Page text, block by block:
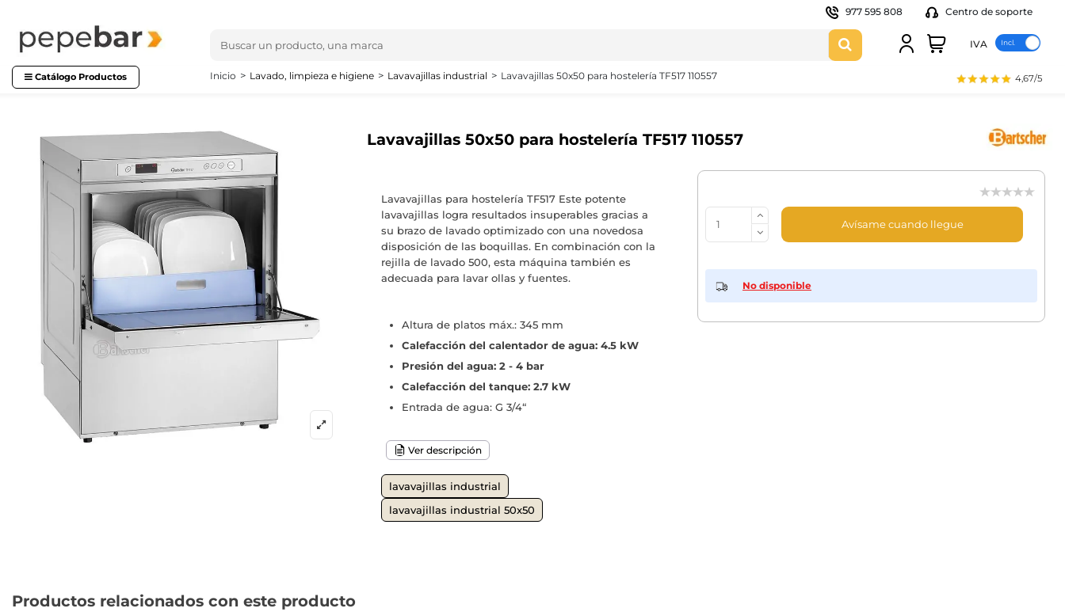
977 595 808 Centro de soporte
IVA
Catálogo Productos 4,67/5
Inicio Lavado, limpieza e higiene Lavavajillas industrial Lavavajillas 50x50 para hostelería TF517 110557
Lavavajillas 50x50 para hostelería TF517 110557
Lavavajillas para hostelería TF517 Este potente
lavavajillas logra resultados insuperables gracias a
su brazo de lavado optimizado con una novedosa
disposición de las boquillas. En combinación con la
rejilla de lavado 500, esta máquina también es
adecuada para lavar ollas y fuentes.
Altura de platos máx.: 345 mm
Calefacción del calentador de agua: 4.5 kW
Presión del agua: 2 - 4 bar
Calefacción del tanque: 2.7 kW
Entrada de agua: G 3/4“
Ver descripción
lavavajillas industrial
lavavajillas industrial 50x50
Avísame cuando llegue
No disponible
Productos relacionados con este producto